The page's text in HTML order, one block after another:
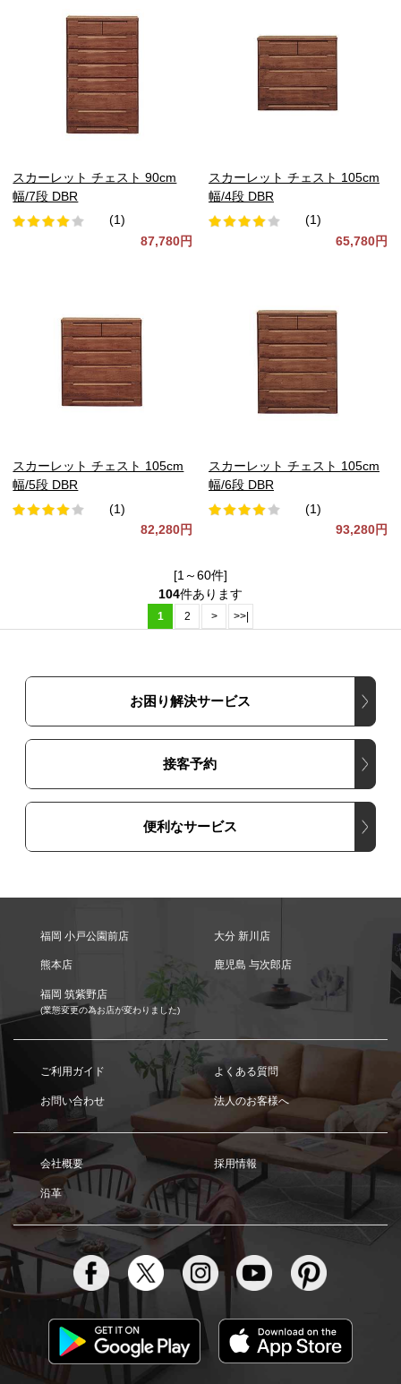
スカーレット チェスト 90cm
幅/7段 DBR
(1)
87,780円
スカーレット チェスト 105cm
幅/4段 DBR
(1)
65,780円
スカーレット チェスト 105cm
幅/5段 DBR
(1)
82,280円
スカーレット チェスト 105cm
幅/6段 DBR
(1)
93,280円
[1～60件]
104件あります
1 2 > >>|
お困り解決サービス
接客予約
便利なサービス
福岡 小戸公園前店 大分 新川店
熊本店 鹿児島 与次郎店
福岡 筑紫野店
(業態変更の為お店が変わりました)
ご利用ガイド よくある質問
お問い合わせ 法人のお客様へ
会社概要 採用情報
沿革